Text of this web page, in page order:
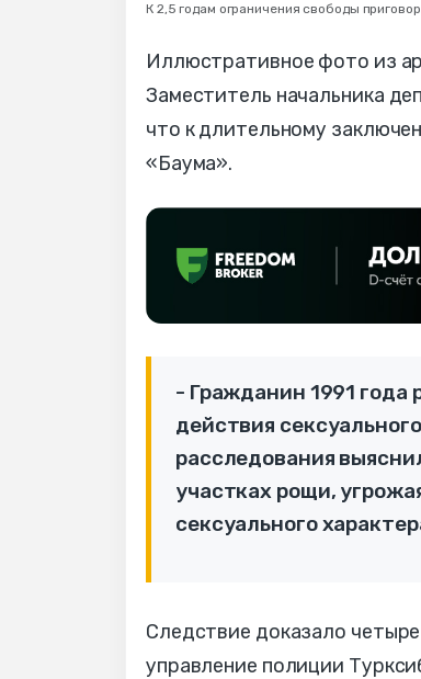
К 2,5 годам ограничения свободы
Иллюстративное фото из
Заместитель начальника
что к длительному
«Баума».
- Гражданин 1991 года
действия
расследования
участках рощи,
сексуального
Следствие доказало
управление полиции